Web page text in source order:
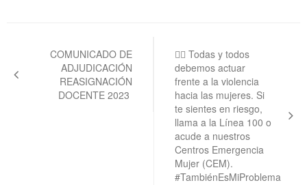
entradas
COMUNICADO DE
ADJUDICACIÓN
REASIGNACIÓN
DOCENTE 2023
☝🏽 Todas y todos
debemos actuar
frente a la violencia
hacia las mujeres. Si
te sientes en riesgo,
llama a la Línea 100 o
acude a nuestros
Centros Emergencia
Mujer (CEM).
#TambiénEsMiProblema